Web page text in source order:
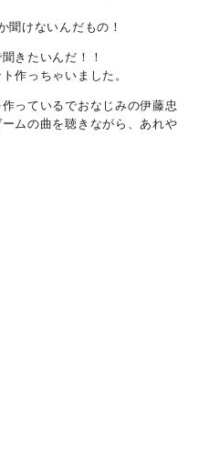
聞けないんだもの！
きたいんだ！！
作っちゃいました。
っているでおなじみの伊藤忠
ムの曲を聴きながら、あれや